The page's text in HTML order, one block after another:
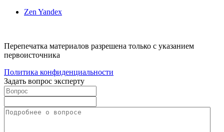
Zen Yandex
Перепечатка материалов разрешена только с указанием
первоисточника
Политика конфиденциальности
Задать вопрос эксперту